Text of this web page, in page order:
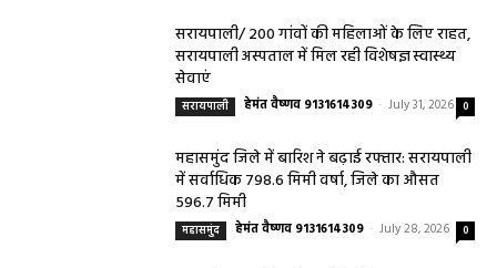
सरायपाली/ 200 गांवों की महिलाओं के लिए राहत,
सरायपाली अस्पताल में मिल रही विशेषज्ञ स्वास्थ्य
सेवाएं
सरायपाली हेमंत वैष्णव 9131614309 - July 31, 2026 0
महासमुंद जिले में बारिश ने बढ़ाई रफ्तार: सरायपाली
में सर्वाधिक 798.6 मिमी वर्षा, जिले का औसत
596.7 मिमी
महासमुंद हेमंत वैष्णव 9131614309 - July 28, 2026 0